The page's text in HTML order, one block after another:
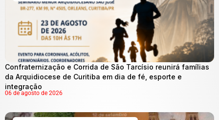
Confraternização e Corrida de São Tarcísio reunirá famílias
da Arquidiocese de Curitiba em dia de fé, esporte e
integração
06 de agosto de 2026